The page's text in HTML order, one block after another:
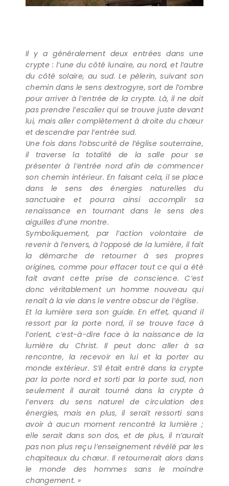
Il y a généralement deux entrées dans une
crypte : l’une du côté lunaire, au nord, et l’autre
du côté solaire, au sud. Le pèlerin, suivant son
chemin dans le sens dextrogyre, sort de l’ombre
pour arriver à l’entrée de la crypte. Là, il ne doit
pas prendre l’escalier qui se trouve juste devant
lui, mais aller complètement à droite du chœur
et descendre par l’entrée sud.
Une fois dans l’obscurité de l’église souterraine,
il traverse la totalité de la salle pour se
présenter à l’entrée nord afin de commencer
son chemin intérieur. En faisant cela, il se place
dans le sens des énergies naturelles du
sanctuaire et pourra ainsi accomplir sa
renaissance en tournant dans le sens des
aiguilles d’une montre.
Symboliquement, par l’action volontaire de
revenir à l’envers, à l’opposé de la lumière, il fait
la démarche de retourner à ses propres
origines, comme pour effacer tout ce qui a été
fait avant cette prise de conscience. C’est
donc véritablement un homme nouveau qui
renaît à la vie dans le ventre obscur de l’église.
Et la lumière sera son guide. En effet, quand il
ressort par la porte nord, il se trouve face à
l’orient, c’est-à-dire face à la naissance de la
lumière du Christ. Il peut donc aller à sa
rencontre, la recevoir en lui et la porter au
monde extérieur. S’il était entré dans la crypte
par la porte nord et sorti par la porte sud, non
seulement il aurait tourné dans la crypte à
l’envers du sens naturel de circulation des
énergies, mais en plus, il serait ressorti sans
avoir à aucun moment rencontré la lumière ;
elle serait dans son dos, et de plus, il n’aurait
pas non plus reçu l’enseignement révélé par les
chapiteaux du chœur. Il retournerait alors dans
le monde des hommes sans le moindre
changement. »
Pour ne rien manquer aux
nouvelles vidéos, articles et dates
de formation
Suivez-nous via la Newsletter !